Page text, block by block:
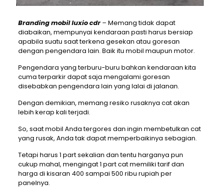
Branding mobil luxio cdr– Memang tidak dapat
diabaikan, mempunyai kendaraan pasti harus bersiap
apabila suatu saat terkena gesekan atau goresan
dengan pengendara lain. Baik itu mobil maupun motor.
Pengendara yang terburu-buru bahkan kendaraan kita
cuma terparkir dapat saja mengalami goresan
disebabkan pengendara lain yang lalai di jalanan.
Dengan demikian, memang resiko rusaknya cat akan
lebih kerap kali terjadi.
So, saat mobil Anda tergores dan ingin membetulkan cat
yang rusak, Anda tak dapat memperbaikinya sebagian.
Tetapi harus 1 part sekalian dan tentu harganya pun
cukup mahal, mengingat 1 part cat memiliki tarif dan
harga di kisaran 400 sampai 500 ribu rupiah per
panelnya.